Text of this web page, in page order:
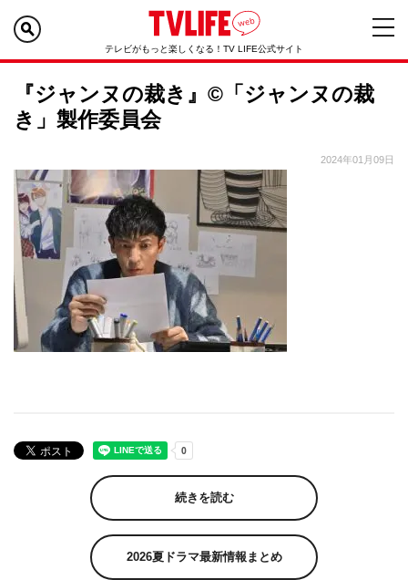
テレビがもっと楽しくなる！TV LIFE公式サイト
『ジャンヌの裁き』©「ジャンヌの裁
き」製作委員会
2024年01月09日
続きを読む
2026夏ドラマ最新情報まとめ